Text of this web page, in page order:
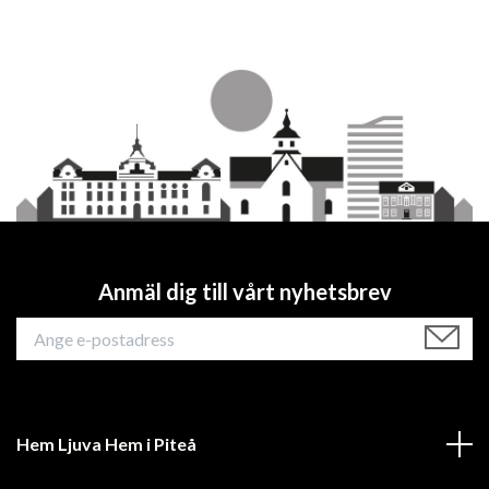
Anmäl dig till vårt nyhetsbrev
Hem Ljuva Hem i Piteå